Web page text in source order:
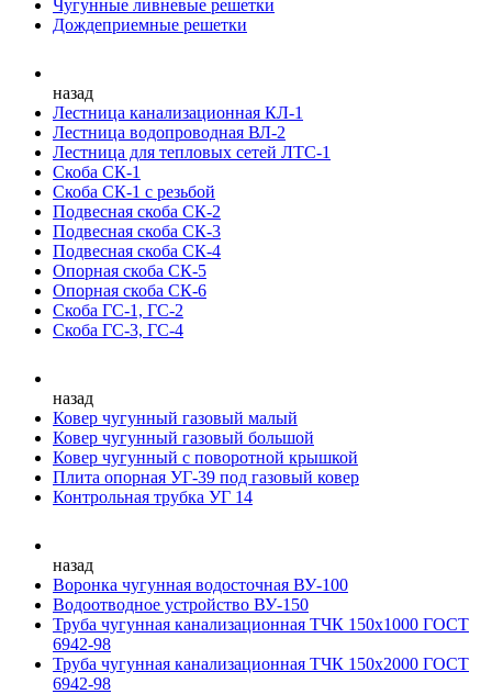
Чугунные ливневые решетки
Дождеприемные решетки
назад
Лестница канализационная КЛ-1
Лестница водопроводная ВЛ-2
Лестница для тепловых сетей ЛТС-1
Скоба СК-1
Скоба СК-1 с резьбой
Подвесная скоба СК-2
Подвесная скоба СК-3
Подвесная скоба СК-4
Опорная скоба СК-5
Опорная скоба СК-6
Скоба ГС-1, ГС-2
Скоба ГС-3, ГС-4
назад
Ковер чугунный газовый малый
Ковер чугунный газовый большой
Ковер чугунный с поворотной крышкой
Плита опорная УГ-39 под газовый ковер
Контрольная трубка УГ 14
назад
Воронка чугунная водосточная ВУ-100
Водоотводное устройство ВУ-150
Труба чугунная канализационная ТЧК 150х1000 ГОСТ
6942-98
Труба чугунная канализационная ТЧК 150х2000 ГОСТ
6942-98